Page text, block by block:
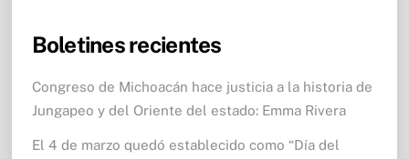
Boletines recientes
Congreso de Michoacán hace justicia a la historia de
Jungapeo y del Oriente del estado: Emma Rivera
El 4 de marzo quedó establecido como “Día del